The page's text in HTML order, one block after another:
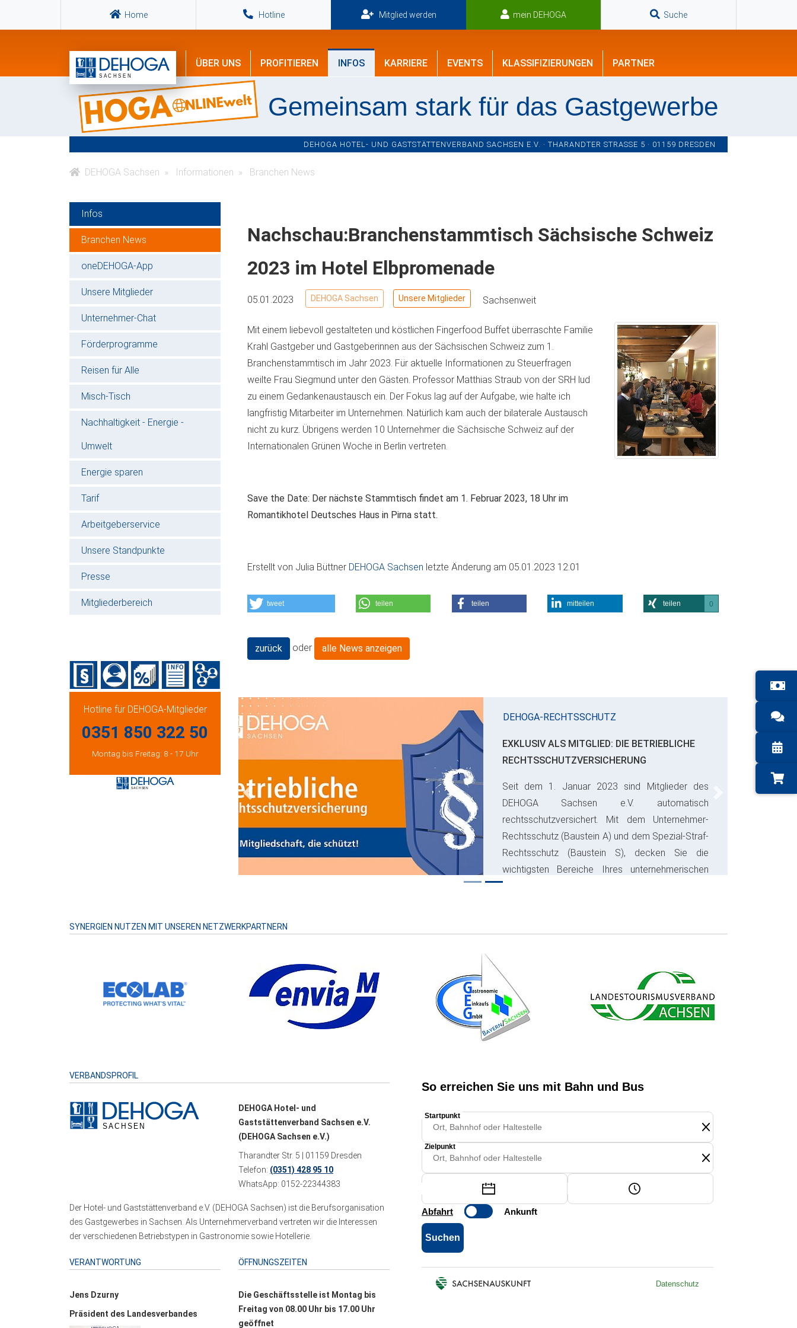
Home Hotline Mitglied werden mein DEHOGA Suche
ÜBER UNS PROFITIEREN INFOS KARRIERE EVENTS KLASSIFIZIERUNGEN PARTNER
Gemeinsam stark für das Gastgewerbe
DEHOGA HOTEL- UND GASTSTÄTTENVERBAND SACHSEN E.V. · THARANDTER STRASSE 5 · 01159 DRESDEN
DEHOGA Sachsen Informationen Branchen News
Infos
Branchen News
oneDEHOGA-App
Unsere Mitglieder
Unternehmer-Chat
Förderprogramme
Reisen für Alle
Misch-Tisch
Nachhaltigkeit - Energie -
Umwelt
Energie sparen
Tarif
Arbeitgeberservice
Unsere Standpunkte
Presse
Mitgliederbereich
Hotline für DEHOGA-Mitglieder
0351 850 322 50
Montag bis Freitag: 8 - 17 Uhr
Nachschau:Branchenstammtisch Sächsische Schweiz
2023 im Hotel Elbpromenade
05.01.2023 DEHOGA Sachsen Unsere Mitglieder Sachsenweit
Mit einem liebevoll gestalteten und köstlichen Fingerfood Buffet überraschte Familie
Krahl Gastgeber und Gastgeberinnen aus der Sächsischen Schweiz zum 1.
Branchenstammtisch im Jahr 2023. Für aktuelle Informationen zu Steuerfragen
weilte Frau Siegmund unter den Gästen. Professor Matthias Straub von der SRH lud
zu einem Gedankenaustausch ein. Der Fokus lag auf der Aufgabe, wie halte ich
langfristig Mitarbeiter im Unternehmen. Natürlich kam auch der bilaterale Austausch
nicht zu kurz. Übrigens werden 10 Unternehmer die Sächsische Schweiz auf der
Internationalen Grünen Woche in Berlin vertreten.
Save the Date: Der nächste Stammtisch findet am 1. Februar 2023, 18 Uhr im
Romantikhotel Deutsches Haus in Pirna statt.
Erstellt von Julia Büttner DEHOGA Sachsen letzte Änderung am 05.01.2023 12:01
tweet teilen teilen mitteilen teilen 0
zurück oder alle News anzeigen
DEHOGA-RECHTSSCHUTZ
EXKLUSIV ALS MITGLIED: DIE BETRIEBLICHE
RECHTSSCHUTZVERSICHERUNG
Seit dem 1. Januar 2023 sind Mitglieder des
DEHOGA Sachsen e.V. automatisch
rechtsschutzversichert. Mit dem Unternehmer-
Rechtsschutz (Baustein A) und dem Spezial-Straf-
Rechtsschutz (Baustein S), decken Sie die
wichtigsten Bereiche Ihres unternehmerischen
Risikos ab und sparen bares Geld.
Previous
SYNERGIEN NUTZEN MIT UNSEREN NETZWERKPARTNERN
VERBANDSPROFIL
DEHOGA Hotel- und
Gaststättenverband Sachsen e.V.
(DEHOGA Sachsen e.V.)
Tharandter Str. 5 | 01159 Dresden
Telefon: (0351) 428 95 10
WhatsApp: 0152-22344383
Der Hotel- und Gaststättenverband e.V. (DEHOGA Sachsen) ist die Berufsorganisation
des Gastgewerbes in Sachsen. Als Unternehmerverband vertreten wir die Interessen
der verschiedenen Betriebstypen in Gastronomie sowie Hotellerie.
VERANTWORTUNG
Jens Dzurny
Präsident des Landesverbandes
ÖFFNUNGSZEITEN
Die Geschäftsstelle ist Montag bis
Freitag von 08.00 Uhr bis 17.00 Uhr
geöffnet